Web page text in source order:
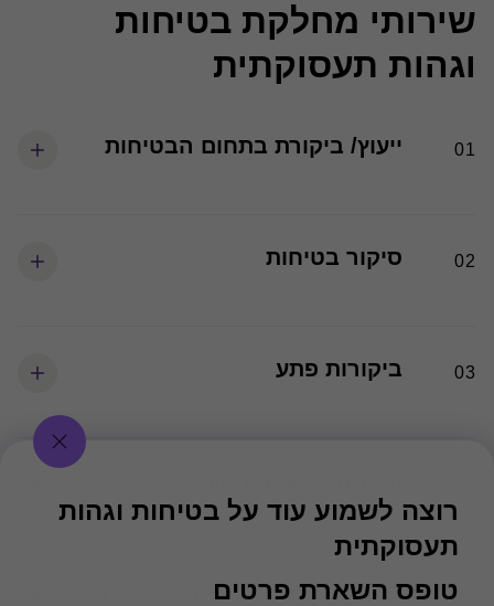
שירותי מחלקת בטיחות
וגהות תעסוקתית
01 ייעוץ/ ביקורת בתחום הבטיחות
02 סיקור בטיחות
03 ביקורות פתע
05
בקרה מקצועית על תרגיל מערך
רוצה לשמוע עוד על בטיחות וגהות
תעסוקתית
טופס השארת פרטים